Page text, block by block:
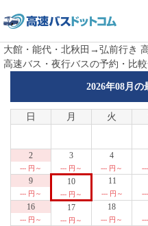
大館・能代・北秋田→弘前行き
高速バス・夜行バスの予約・比
2026年08月の
日 月 火
2
--- 円～
3
--- 円～
4
--- 円～
9
--- 円～
10
--- 円～
11
--- 円～
16
--- 円～
17
--- 円～
18
--- 円～